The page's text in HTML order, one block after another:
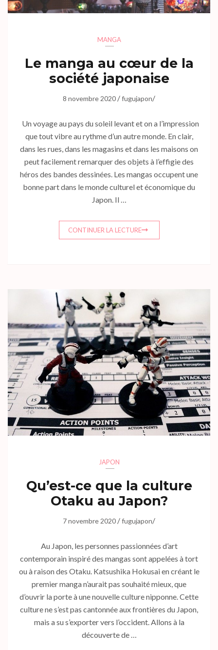
MANGA
Le manga au cœur de la
société japonaise
8 novembre 2020 /fugujapon/
Un voyage au pays du soleil levant et on a l’impression
que tout vibre au rythme d’un autre monde. En clair,
dans les rues, dans les magasins et dans les maisons on
peut facilement remarquer des objets à l’effigie des
héros des bandes dessinées. Les mangas occupent une
bonne part dans le monde culturel et économique du
Japon. Il …
CONTINUER LA LECTURE
JAPON
Qu’est-ce que la culture
Otaku au Japon?
7 novembre 2020 /fugujapon/
Au Japon, les personnes passionnées d’art
contemporain inspiré des mangas sont appelées à tort
ou à raison des Otaku. Katsushika Hokusai en créant le
premier manga n’aurait pas souhaité mieux, que
d’ouvrir la porte à une nouvelle culture nipponne. Cette
culture ne s’est pas cantonnée aux frontières du Japon,
mais a su s’exporter vers l’occident. Allons à la
découverte de …